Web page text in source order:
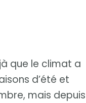
que le climat a
d’été et
mais depuis